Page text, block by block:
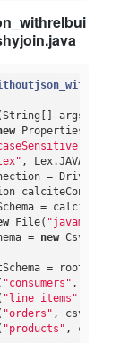
args)
Properties();
,
=
=
File( "javamain-
=
new
=
"consumers" ,
"line_items"
"orders" ,
"products" ,